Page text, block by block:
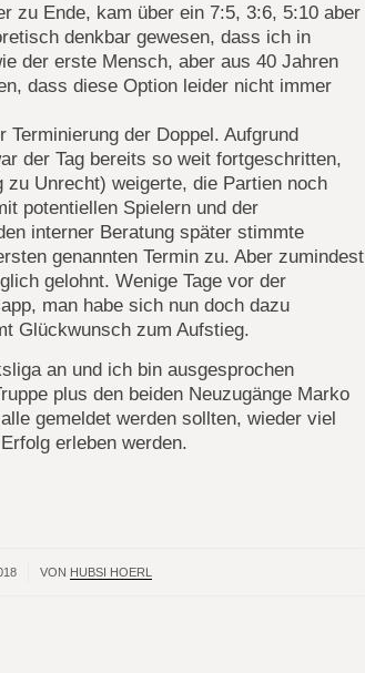
zu Ende, kam über ein 7:5, 3:6, 5:10 aber
denkbar gewesen, dass ich in
der erste Mensch, aber aus 40 Jahren
dass diese Option leider nicht immer
Terminierung der Doppel. Aufgrund
der Tag bereits so weit fortgeschritten,
Unrecht) weigerte, die Partien noch
potentiellen Spielern und der
interner Beratung später stimmte
genannten Termin zu. Aber zumindest
gelohnt. Wenige Tage vor der
man habe sich nun doch dazu
Glückwunsch zum Aufstieg.
an und ich bin ausgesprochen
plus den beiden Neuzugänge Marko
gemeldet werden sollten, wieder viel
erleben werden.
VON HUBSI HOERL